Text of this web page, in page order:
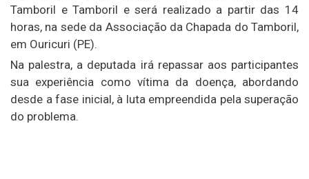
Tamboril e Tamboril e será realizado a partir das 14
horas, na sede da Associação da Chapada do Tamboril,
em Ouricuri (PE).
Na palestra, a deputada irá repassar aos participantes
sua experiência como vítima da doença, abordando
desde a fase inicial, à luta empreendida pela superação
do problema.